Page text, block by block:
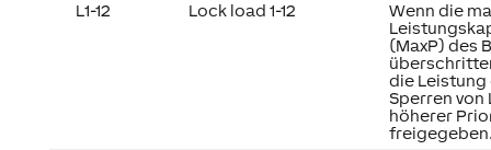
L1-12
Lock load 1-12
Wenn die
(MaxP) des
die Leistung
Sperren von
höherer